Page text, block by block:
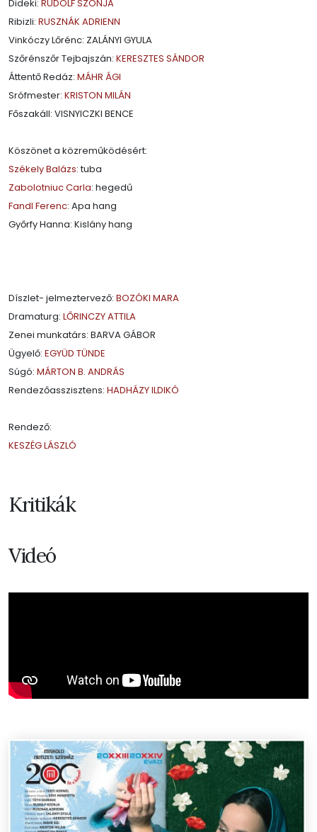
Dideki: RUDOLF SZONJA
Ribizli: RUSZNÁK ADRIENN
Vinkóczy Lőrénc: ZALÁNYI GYULA
Szőrénszőr Tejbajszán: KERESZTES SÁNDOR
Áttentő Redáz: MÁHR ÁGI
Srófmester: KRISTON MILÁN
Főszakáll: VISNYICZKI BENCE
Köszönet a közreműködésért:
Székely Balázs: tuba
Zabolotniuc Carla: hegedű
Fandl Ferenc: Apa hang
Győrfy Hanna: Kislány hang
Díszlet- jelmeztervező: BOZÓKI MARA
Dramaturg: LŐRINCZY ATTILA
Zenei munkatárs: BARVA GÁBOR
Ügyelő: EGYÜD TÜNDE
Súgó: MÁRTON B. ANDRÁS
Rendezőasszisztens: HADHÁZY ILDIKÓ
Rendező:
KESZÉG LÁSZLÓ
Kritikák
Videó